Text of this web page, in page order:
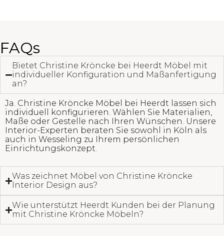
FAQs
Bietet Christine Kröncke bei Heerdt Möbel mit
individueller Konfiguration und Maßanfertigung
an?
Ja. Christine Kröncke Möbel bei Heerdt lassen sich
individuell konfigurieren. Wählen Sie Materialien,
Maße oder Gestelle nach Ihren Wünschen. Unsere
Interior-Experten beraten Sie sowohl in Köln als
auch in Wesseling zu Ihrem persönlichen
Einrichtungskonzept.
Was zeichnet Möbel von Christine Kröncke
Interior Design aus?
Wie unterstützt Heerdt Kunden bei der Planung
mit Christine Kröncke Möbeln?